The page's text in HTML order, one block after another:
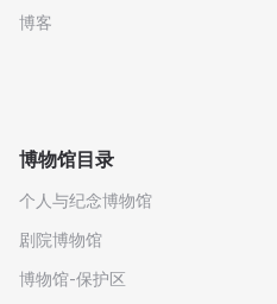
博客
博物馆目录
个人与纪念博物馆
剧院博物馆
博物馆-保护区